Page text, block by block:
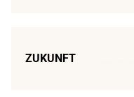
ZUKUNFT